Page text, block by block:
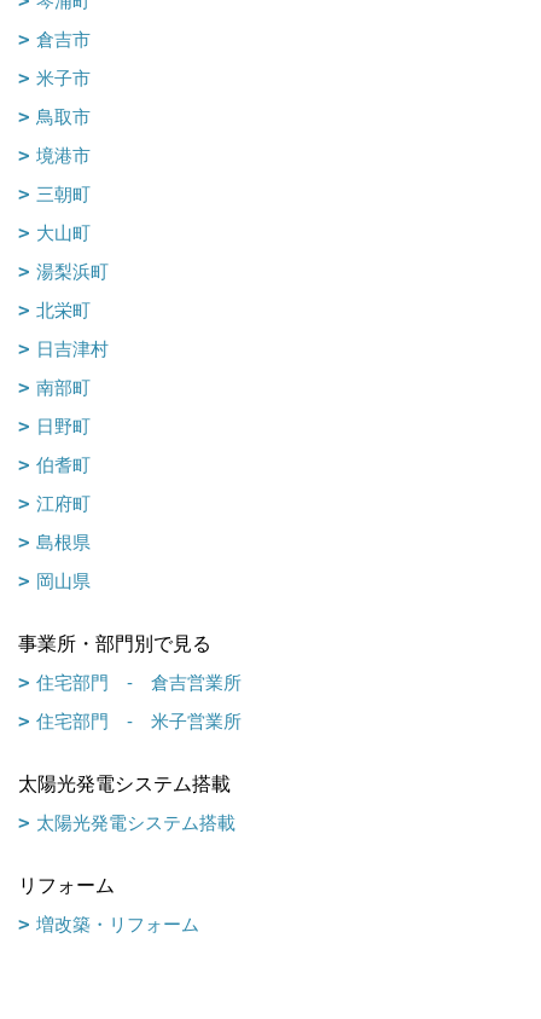
倉吉市
米子市
鳥取市
境港市
三朝町
大山町
湯梨浜町
北栄町
日吉津村
南部町
日野町
伯耆町
江府町
島根県
岡山県
事業所・部門別で見る
住宅部門 - 倉吉営業所
住宅部門 - 米子営業所
太陽光発電システム搭載
太陽光発電システム搭載
リフォーム
増改築・リフォーム